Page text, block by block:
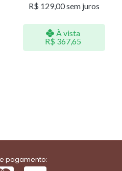
R$ 129,00sem juros
À vista
R$ 367,65
pagamento: